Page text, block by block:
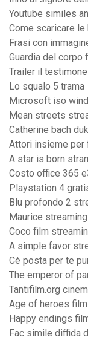
Youtube similes
Come scaricare
Frasi con
Guardia del
Trailer il
Lo squalo 5 trama
Microsoft iso
Mean streets
Catherine bach
Attori insieme per
A star is born
Costo office 365
Playstation 4
Blu profondo 2
Maurice
Coco film
A simple favor
Cè posta per te
The emperor of
Tantifilm.org
Age of heroes film
Happy endings
Fac simile diffida